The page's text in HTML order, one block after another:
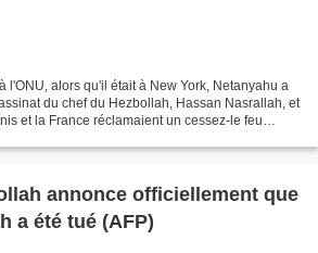
l'ONU, alors qu'il était à New York, Netanyahu a
du chef du Hezbollah, Hassan Nasrallah, et
et la France réclamaient un cessez-le feu
annonce officiellement que
a été tué (AFP)